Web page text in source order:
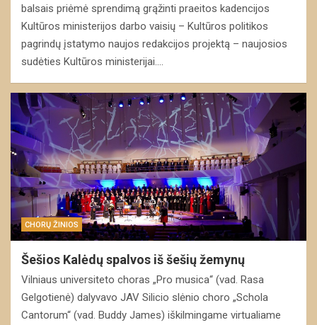
balsais priėmė sprendimą grąžinti praeitos kadencijos
Kultūros ministerijos darbo vaisių – Kultūros politikos
pagrindų įstatymo naujos redakcijos projektą – naujosios
sudėties Kultūros ministerijai.…
CHORŲ ŽINIOS
Šešios Kalėdų spalvos iš šešių žemynų
Vilniaus universiteto choras „Pro musica“ (vad. Rasa
Gelgotienė) dalyvavo JAV Silicio slėnio choro „Schola
Cantorum“ (vad. Buddy James) iškilmingame virtualiame